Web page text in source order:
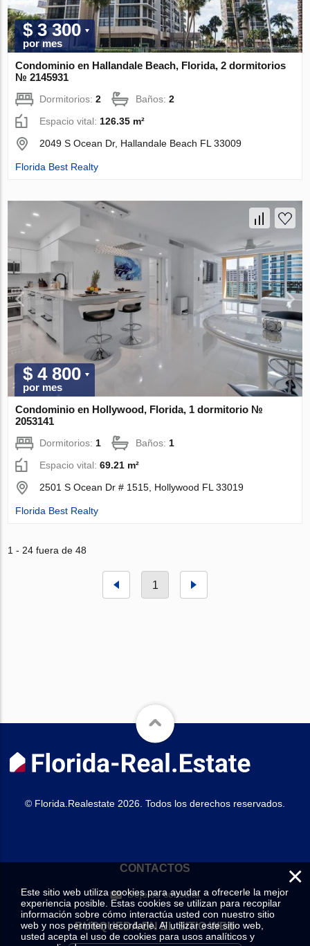
$ 3 300
por mes
Condominio en Hallandale Beach, Florida, 2 dormitorios
№ 2145931
Dormitorios:2 Baños:2
Espacio vital: 126.35 m²
2049 S Ocean Dr, Hallandale Beach FL 33009
Florida Best Realty
$ 4 800
por mes
Condominio en Hollywood, Florida, 1 dormitorio №
2053141
Dormitorios:1 Baños:1
Espacio vital:69.21 m²
2501 S Ocean Dr # 1515, Hollywood FL 33019
Florida Best Realty
1 - 24 fuera de 48
1
© Florida.Realestate 2026. Todos los derechos reservados.
CONTACTOS
Deje su consulta
BÚSQUEDA EN EL SITIO WEB
×
Este sitio web utiliza cookies para ayudar a ofrecerle la mejor
experiencia posible. Estas cookies se utilizan para recopilar
información sobre cómo interactúa usted con nuestro sitio
web y nos permiten recordarle. Al utilizar este sitio web,
usted acepta el uso de cookies para usos analíticos y